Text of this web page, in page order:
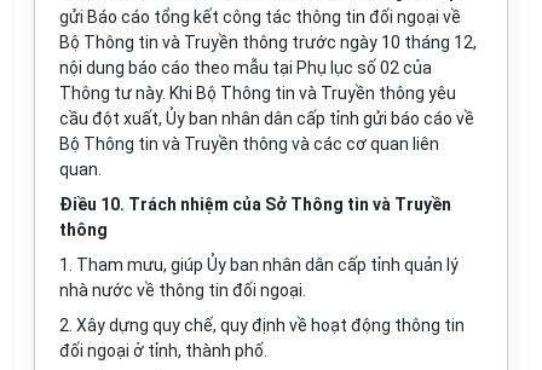
gửi Báo cáo tổng kết công tác thông tin đối ngoại về
Bộ Thông tin và Truyền thông trước ngày 10 tháng 12,
nội dung báo cáo theo mẫu tại Phụ lục số 02 của
Thông tư này. Khi Bộ Thông tin và Truyền thông yêu
cầu đột xuất, Ủy ban nhân dân cấp tỉnh gửi báo cáo về
Bộ Thông tin và Truyền thông và các cơ quan liên
quan.
Điều 10. Trách nhiệm của Sở Thông tin và Truyền
thông
1. Tham mưu, giúp Ủy ban nhân dân cấp tỉnh quản lý
nhà nước về thông tin đối ngoại.
2. Xây dựng quy chế, quy định về hoạt động thông tin
đối ngoại ở tỉnh, thành phố.